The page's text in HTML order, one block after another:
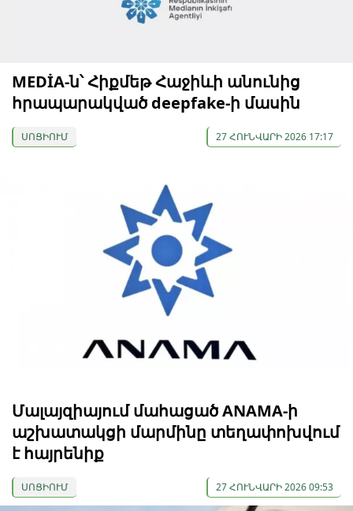
MEDİA-ն՝ Հիքմեթ Հաջիևի անունից
հրապարակված deepfake-ի մասին
ՍՈՑԻՈՒՄ 27 ՀՈՒՆՎԱՐԻ 2026 17:17
Մալայզիայում մահացած ANAMA-ի
աշխատակցի մարմինը տեղափոխվում
է հայրենիք
ՍՈՑԻՈՒՄ 27 ՀՈՒՆՎԱՐԻ 2026 09:53